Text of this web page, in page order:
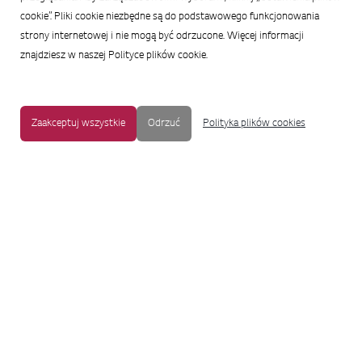
cookie”. Pliki cookie niezbędne są do podstawowego funkcjonowania
strony internetowej i nie mogą być odrzucone. Więcej informacji
znajdziesz w naszej Polityce plików cookie.
Zaakceptuj wszystkie Odrzuć Polityka plików cookies